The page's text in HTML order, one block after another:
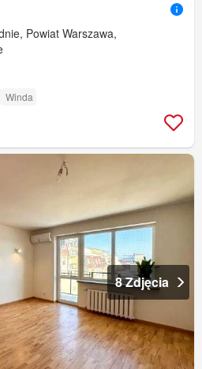
Powiat Warszawa,
Winda
8 Zdjęcia